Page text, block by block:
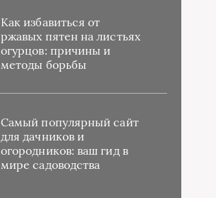
Как избавиться от
ржавых пятен на листьях
огурцов: причины и
методы борьбы
Самый популярный сайт
для дачников и
огородников: ваш гид в
мире садоводства